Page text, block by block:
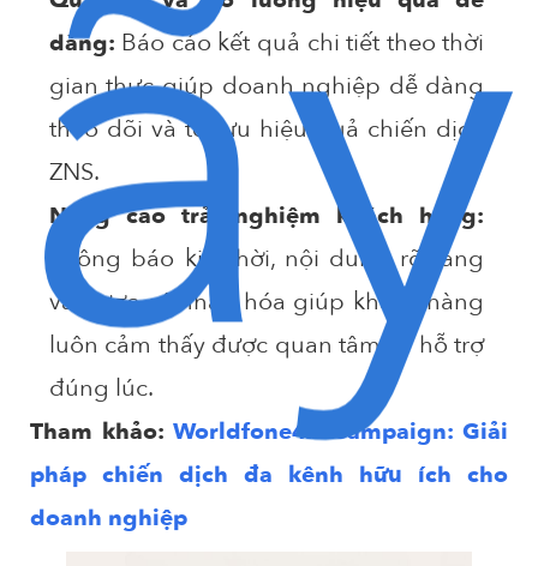
dàng: Báo cáo kết quả chi tiết theo thời
gian thực giúp doanh nghiệp dễ dàng
theo dõi và tối ưu hiệu quả chiến dịch
ZNS.
Nâng cao trải nghiệm khách hàng:
Thông báo kịp thời, nội dung rõ ràng
và được cá nhân hóa giúp khách hàng
luôn cảm thấy được quan tâm và hỗ trợ
đúng lúc.
Tham khảo: Worldfone4X Campaign: Giải
pháp chiến dịch đa kênh hữu ích cho
doanh nghiệp
ãy